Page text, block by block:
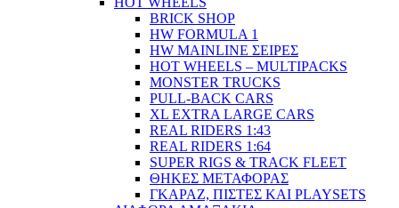
BRICK SHOP
HW FORMULA 1
HW MAINLINE ΣΕΙΡΕΣ
HOT WHEELS – MULTIPACKS
MONSTER TRUCKS
PULL-BACK CARS
XL EXTRA LARGE CARS
REAL RIDERS 1:43
REAL RIDERS 1:64
SUPER RIGS & TRACK FLEET
ΘΗΚΕΣ ΜΕΤΑΦΟΡΑΣ
ΓΚΑΡΑΖ, ΠΙΣΤΕΣ ΚΑΙ PLAYSETS